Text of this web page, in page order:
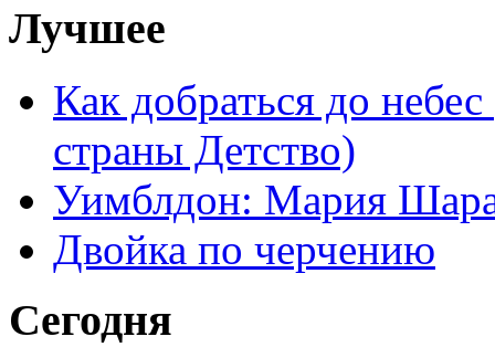
Лучшее
Как добраться до
страны Детство)
Уимблдон: Мария
Двойка по черчению
Сегодня